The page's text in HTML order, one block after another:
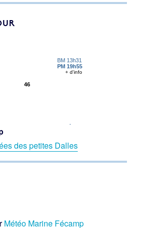
des petites Dalles
Météo Marine Fécamp